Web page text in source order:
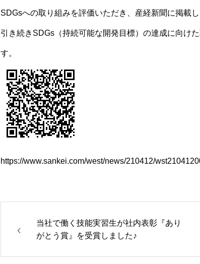
SDGsへの取り組みを評価いただき、産経新聞に掲載し
引き続きSDGs（持続可能な開発目標）の達成に向け
す。
https://www.sankei.com/west/news/210412/
当社で働く技能実習生が社内表彰『あり
がとう賞』を受賞しました♪